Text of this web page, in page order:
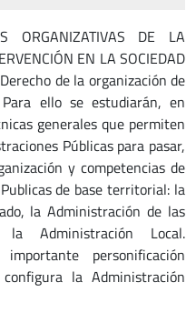
ORGANIZATIVAS DE LA
EN LA SOCIEDAD
de la organización de
ello se estudiarán, en
generales que permiten
Públicas para pasar,
y competencias de
de base territorial: la
la Administración de las
la Administración Local.
personificación
la Administración